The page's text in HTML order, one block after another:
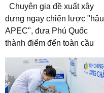
Chuyên gia đề xuất xây
dựng ngay chiến lược "hậu
APEC", đưa Phú Quốc
thành điểm đến toàn cầu